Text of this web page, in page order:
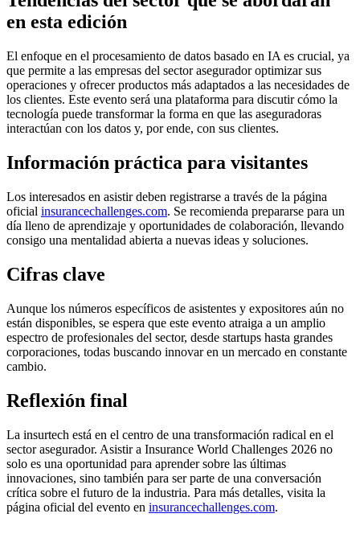
en esta edición
El enfoque en el procesamiento de datos basado en IA es crucial, ya
que permite a las empresas del sector asegurador optimizar sus
operaciones y ofrecer productos más adaptados a las necesidades de
los clientes. Este evento será una plataforma para discutir cómo la
tecnología puede transformar la forma en que las aseguradoras
interactúan con los datos y, por ende, con sus clientes.
Información práctica para visitantes
Los interesados en asistir deben registrarse a través de la página
oficial insurancechallenges.com. Se recomienda prepararse para un
día lleno de aprendizaje y oportunidades de colaboración, llevando
consigo una mentalidad abierta a nuevas ideas y soluciones.
Cifras clave
Aunque los números específicos de asistentes y expositores aún no
están disponibles, se espera que este evento atraiga a un amplio
espectro de profesionales del sector, desde startups hasta grandes
corporaciones, todas buscando innovar en un mercado en constante
cambio.
Reflexión final
La insurtech está en el centro de una transformación radical en el
sector asegurador. Asistir a Insurance World Challenges 2026 no
solo es una oportunidad para aprender sobre las últimas
innovaciones, sino también para ser parte de una conversación
crítica sobre el futuro de la industria. Para más detalles, visita la
página oficial del evento en insurancechallenges.com.